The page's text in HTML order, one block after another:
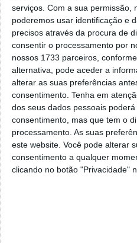
serviços. Com a sua permissão,
poderemos usar identificação e
precisos através da procura de
consentir o processamento por
nossos 1733 parceiros,
alternativa, pode aceder a
alterar as suas preferências
consentimento. Tenha em
dos seus dados pessoais
consentimento, mas que tem o
processamento. As suas
este website. Você pode alterar
consentimento a qualquer
clicando no botão "Privacidade"
Além do OPPO Find
No mesmo anúncio feito
OPPO revelou que
smartwatch Watch 4 Pro.
pelas imagens partilhadas,
curvo, numa caixa em aço
interior será em cerâmica.
duas cores em preto e
castanha, respetivamente.